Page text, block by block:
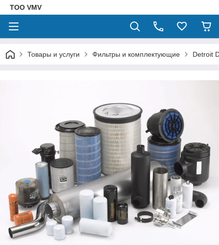
ТОО VMV
Товары и услуги Фильтры и комплектующие Detroit